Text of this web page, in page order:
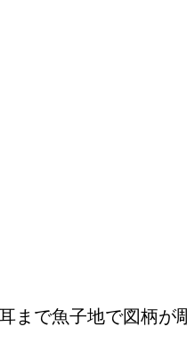
まで魚子地で図柄が